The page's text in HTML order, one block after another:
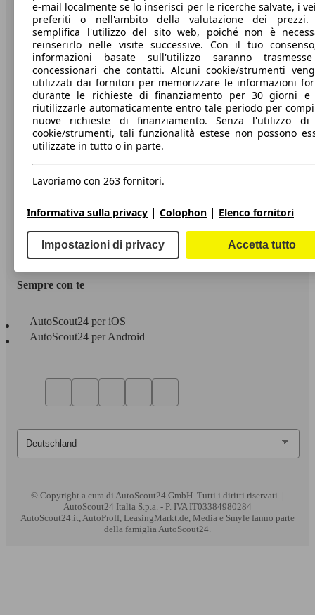
Società
A proposito di AutoScout24
Stampa
Media
Condizioni generali
Informazioni
Area rivenditori
Sempre con te
AutoScout24 per iOS
AutoScout24 per Android
© Copyright a cura di AutoScout24 GmbH. Tutti i diritti riservati. |
AutoScout24 Italia S.p.a. - P. IVA IT03384980284
AutoScout24.it, AutoProff, LeasingMarkt.de, Media e Smyle fanno parte
della famiglia AutoScout24.
e-mail localmente se lo inserisci per le ricerche salvate, i
preferiti o nell'ambito della valutazione dei prezzi.
semplifica l'utilizzo del sito web, poiché non è
reinserirlo nelle visite successive. Con il tuo
informazioni basate sull'utilizzo saranno
concessionari che contatti. Alcuni cookie/strumenti
utilizzati dai fornitori per memorizzare le informazioni
durante le richieste di finanziamento per 30 giorni e
riutilizzarle automaticamente entro tale periodo per
nuove richieste di finanziamento. Senza l'utilizzo
cookie/strumenti, tali funzionalità estese non possono
utilizzate in tutto o in parte.
Lavoriamo con 263 fornitori.
Informativa sulla privacy | Colophon | Elenco fornitori
Impostazioni di privacy Accetta tutto